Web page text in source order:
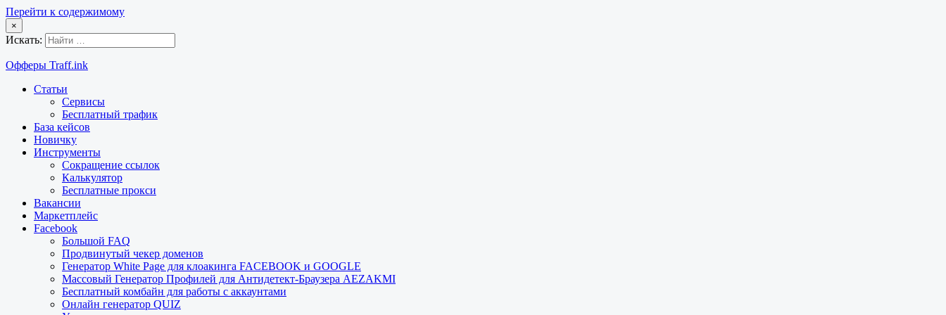
Перейти к содержимому
×
Искать:
Офферы Traff.ink
Статьи
Сервисы
Бесплатный трафик
База кейсов
Новичку
Инструменты
Сокращение ссылок
Калькулятор
Бесплатные прокси
Вакансии
Маркетплейс
Facebook
Большой FAQ
Продвинутый чекер доменов
Генератор White Page для клоакинга FACEBOOK и GOOGLE
Массовый Генератор Профилей для Антидетект-Браузера AEZAKMI
Бесплатный комбайн для работы с аккаунтами
Онлайн генератор QUIZ